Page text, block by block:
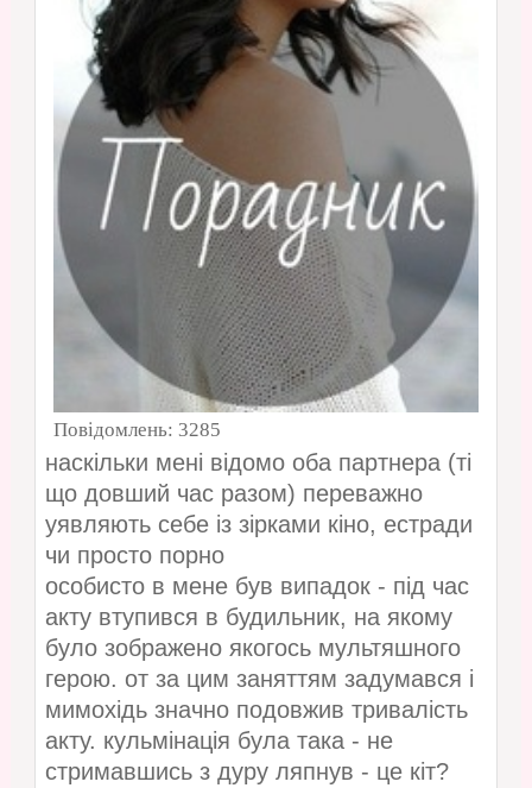
Повідомлень: 3285
наскільки мені відомо оба партнера (ті
що довший час разом) переважно
уявляють себе із зірками кіно, естради
чи просто порно
особисто в мене був випадок - під час
акту втупився в будильник, на якому
було зображено якогось мультяшного
герою. от за цим заняттям задумався і
мимохідь значно подовжив тривалість
акту. кульмінація була така - не
стримавшись з дуру ляпнув - це кіт?